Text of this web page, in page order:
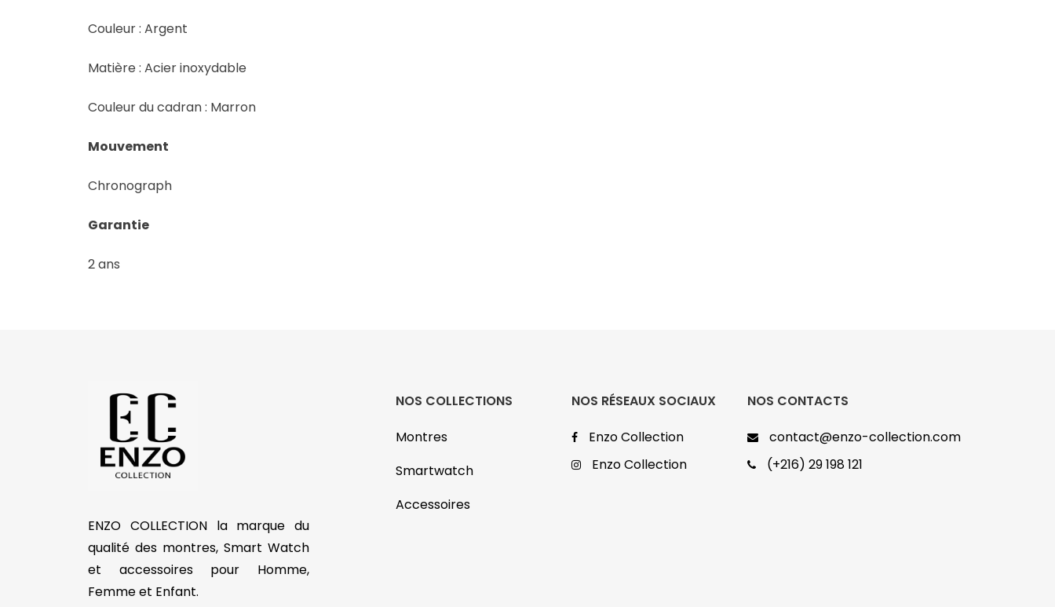
Couleur : Argent
Matière : Acier inoxydable
Couleur du cadran : Marron
Mouvement
Chronograph
Garantie
2 ans
ENZO COLLECTION la marque du
qualité des montres, Smart Watch
et accessoires pour Homme,
Femme et Enfant.
NOS COLLECTIONS
Montres
Smartwatch
Accessoires
NOS RÉSEAUX SOCIAUX
Enzo Collection
Enzo Collection
NOS CONTACTS
contact@enzo-collection.com
(+216) 29 198 121